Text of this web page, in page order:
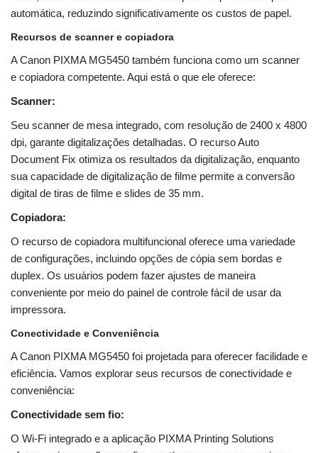
automática, reduzindo significativamente os custos de papel.
Recursos de scanner e copiadora
A Canon PIXMA MG5450 também funciona como um scanner
e copiadora competente. Aqui está o que ele oferece:
Scanner:
Seu scanner de mesa integrado, com resolução de 2400 x 4800
dpi, garante digitalizações detalhadas. O recurso Auto
Document Fix otimiza os resultados da digitalização, enquanto
sua capacidade de digitalização de filme permite a conversão
digital de tiras de filme e slides de 35 mm.
Copiadora:
O recurso de copiadora multifuncional oferece uma variedade
de configurações, incluindo opções de cópia sem bordas e
duplex. Os usuários podem fazer ajustes de maneira
conveniente por meio do painel de controle fácil de usar da
impressora.
Conectividade e Conveniência
A Canon PIXMA MG5450 foi projetada para oferecer facilidade e
eficiência. Vamos explorar seus recursos de conectividade e
conveniência:
Conectividade sem fio:
O Wi-Fi integrado e a aplicação PIXMA Printing Solutions